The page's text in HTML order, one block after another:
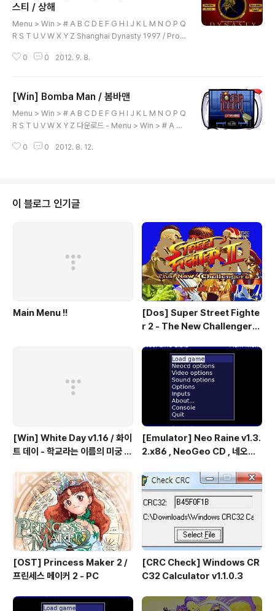
스티 / 상해
Menu > Win > # A B C D E F G H I J K L M N O P Q
R S T U V W X Y Z Shanghai Dynasty 1997 / Proz
iles Menu > Win > # A B C D E F G H I J K L M N O
은 eagleforces@daum.net 으로 연락 주시면 메일 확
인후 즉각 조치하여 드리겠습니다.
0 0 2012. 9. 8.
[Win] Bomba Man / 봄바맨
Menu > Win > # A B C D E F G H I J K L M N O P Q
R S T U V W X Y Z 다운로드 - Menu > Win > # A B
본 게임은 웹서핑을 통하여 수집 하여 배포 합니다. 해당 게
0 0 2012. 8. 12.
이 블로그 인기글
Main Menu !!
[Dos] Super Street Fighte
r 2 - The New Challengers
파이터 2 - 더 뉴 챌린져 & 하이퍼
파이팅 / 대전 액션 - 국산소프트
[Win] White Day v1.16 / 화이
트 데이 - 학교라는 이름의 미궁 -
[Emulator] Neo Raine v1.3.
2.x86 , NeoGeo CD , 네오지
[OST] Princess Maker 2 /
프린세스 메이커 2 - PC
[CRC Check] Windows CR
C32 Calculator v1.1.0.3